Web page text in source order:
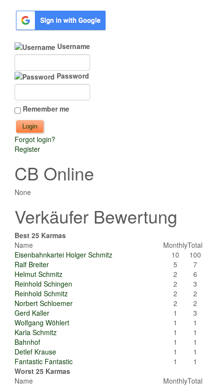
Username
Password
Remember me
Forgot login?
Register
CB Online
None
Verkäufer Bewertung
Best 25 Karmas
Name
MonthlyTotal
Eisenbahnkartei Holger Schmitz
10
100
Ralf Breiter
5
7
Helmut Schmitz
2
6
Reinhold Schingen
2
3
Reinhold Schmitz
2
2
Norbert Schloemer
2
2
Gerd Kaller
1
3
Wolfgang Wöhlert
1
1
Karla Schmitz
1
1
Bahnhof
1
1
Detlef Krause
1
1
Fantastic Fantastic
1
1
Worst 25 Karmas
Name
MonthlyTotal